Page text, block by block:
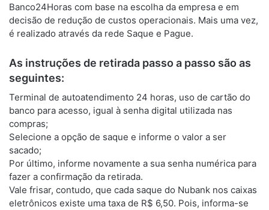
Banco24Horas com base na escolha da empresa e em
decisão de redução de custos operacionais. Mais uma vez,
é realizado através da rede Saque e Pague.
As instruções de retirada passo a passo são as
seguintes:
Terminal de autoatendimento 24 horas, uso de cartão do
banco para acesso, igual à senha digital utilizada nas
compras;
Selecione a opção de saque e informe o valor a ser
sacado;
Por último, informe novamente a sua senha numérica para
fazer a confirmação da retirada.
Vale frisar, contudo, que cada saque do Nubank nos caixas
eletrônicos existe uma taxa de R$ 6,50. Pois, informa-se